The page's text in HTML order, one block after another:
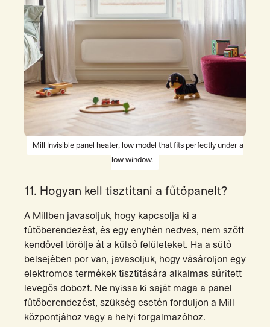
Mill Invisible panel heater, low model that fits perfectly under a
low window.
11. Hogyan kell tisztítani a fűtőpanelt?
A Millben javasoljuk, hogy kapcsolja ki a
fűtőberendezést, és egy enyhén nedves, nem szőtt
kendővel törölje át a külső felületeket. Ha a sütő
belsejében por van, javasoljuk, hogy vásároljon egy
elektromos termékek tisztítására alkalmas sűrített
levegős dobozt. Ne nyissa ki saját maga a panel
fűtőberendezést, szükség esetén forduljon a Mill
központjához vagy a helyi forgalmazóhoz.